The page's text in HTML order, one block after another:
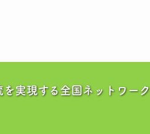
実現する全国ネットワーク